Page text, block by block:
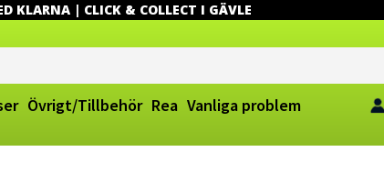
KLARNA | CLICK & COLLECT I GÄVLE
Övrigt/Tillbehör Rea Vanliga problem